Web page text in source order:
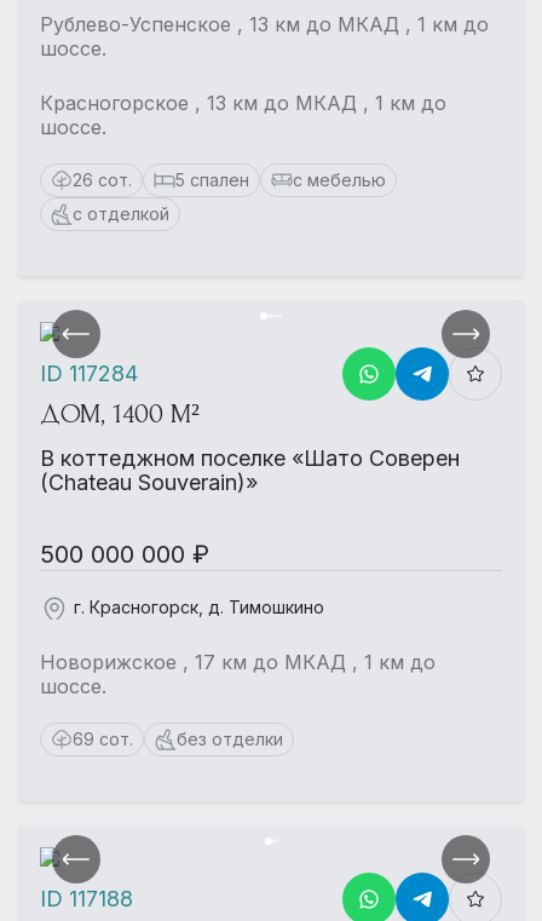
Рублево-Успенское , 13 км до МКАД , 1 км до
шоссе.
Красногорское , 13 км до МКАД , 1 км до
шоссе.
26 сот. 5 спален
с мебелью
с отделкой
ДОМ, 1400 М²
В коттеджном поселке «Шато Соверен
(Chateau Souverain)»
500 000 000 ₽
г. Красногорск, д. Тимошкино
Новорижское , 17 км до МКАД , 1 км до
шоссе.
69 сот. без отделки
ID 117284
ID 117188